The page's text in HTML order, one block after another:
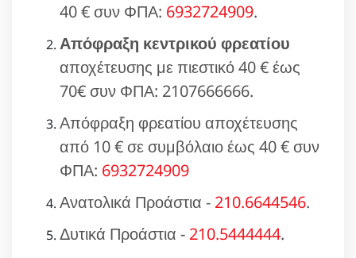
40 € συν ΦΠΑ: 6932724909.
Απόφραξη κεντρικού φρεατίου
αποχέτευσης με πιεστικό 40 € έως
70€ συν ΦΠΑ: 2107666666.
Απόφραξη φρεατίου αποχέτευσης
από 10 € σε συμβόλαιο έως 40 € συν
ΦΠΑ: 6932724909
Ανατολικά Προάστια - 210.6644546.
Δυτικά Προάστια - 210.5444444.